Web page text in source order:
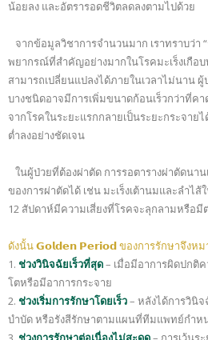
น้อยลง และอัตรารอดชีวิตลดลงตามไปด้วย
จากข้อมูลวิชาการจำนวนมาก เราทราบว่า
พยากรณ์ที่สำคัญอย่างมากในโรคมะเร็งเกือ
สามารถเปลี่ยนแปลงได้ภายในเวลาไม่นาน ผู้
บางชนิดอาจมีการเพิ่มขนาดก้อนเร็วกว่าที่คา
จากโรคในระยะแรกกลายเป็นระยะกระจา
ต่ำลงอย่างชัดเจน
ในผู้ป่วยที่ต้องผ่าตัด การรอตารางผ่าตัดนา
ของการผ่าตัดได้ เช่น มะเร็งเต้านมและลำไ
12 สัปดาห์มีความเสี่ยงที่โรคจะลุกลามหรือ
ดังนั้น 𝗚𝗼𝗹𝗱𝗲𝗻 𝗣𝗲𝗿𝗶𝗼𝗱 ของการรักษาจึงห
1. ช่วงวินิจฉัยเร็วที่สุด– เมื่อมีอาการผิดปกติ
โตหรือมีอาการกระจาย
2. ช่วงเริ่มการรักษาโดยเร็ว– หลังได้การวินิ
บำบัด หรือรังสีรักษาตามแผนที่ทีมแพทย์กำห